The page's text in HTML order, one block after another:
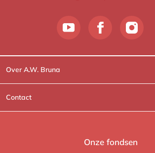
Over A.W. Bruna
Wat wij doen
Wie is Wie?
Contact
Contactinformatie
Onze fondsen